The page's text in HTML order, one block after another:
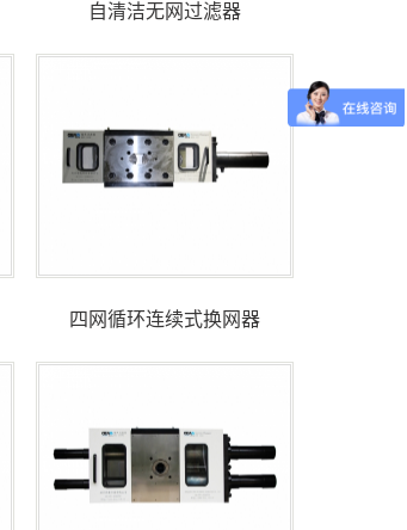
自清洁无网过滤器
四网循环连续式换网器